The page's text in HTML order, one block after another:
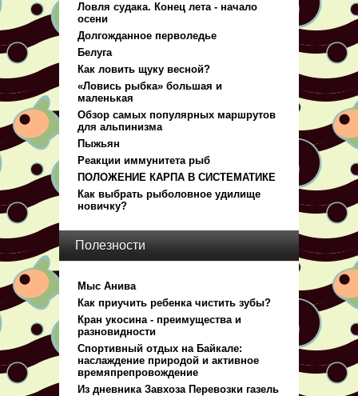
Ловля судака. Конец лета - начало
осени
Долгожданное перволедье
Белуга
Как ловить щуку весной?
«Ловись рыбка» большая и
маленькая
Обзор самых популярных маршрутов
для альпинизма
Пыжьян
Реакции иммунитета рыб
ПОЛОЖЕНИЕ КАРПА В СИСТЕМАТИКЕ
Как выбрать рыболовное удилище
новичку?
Полезности
Мыс Анива
Как приучить ребенка чистить зубы?
Кран укосина - преимущества и
разновидности
Спортивный отдых на Байкале:
наслаждение природой и активное
времяпрепровождение
Из дневника Завхоза Перевозки газель